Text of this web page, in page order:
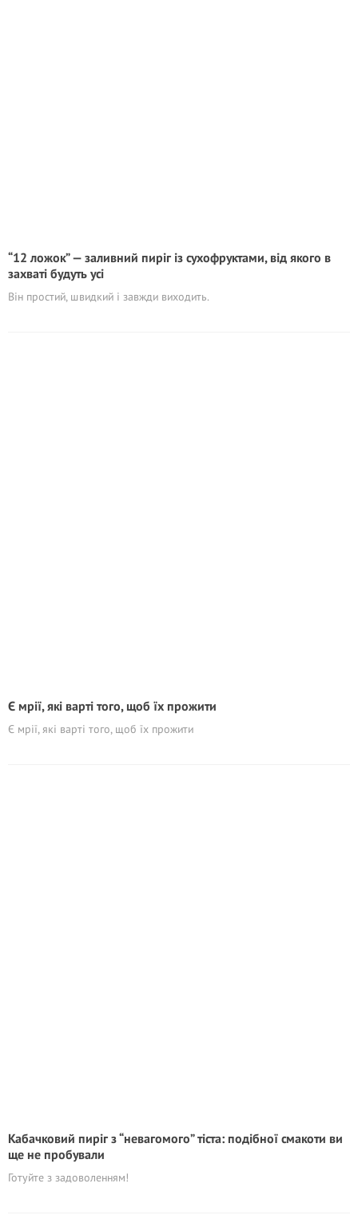
“12 ложок” — заливний пиріг із сухофруктами, від якого в
захваті будуть усі
Він простий, швидкий і завжди виходить.
Є мрії, які варті того, щоб їх прожити
Є мрії, які варті того, щоб їх прожити
Кабачковий пиріг з “невагомого” тіста: подібної смакоти ви
ще не пробували
Готуйте з задоволенням!